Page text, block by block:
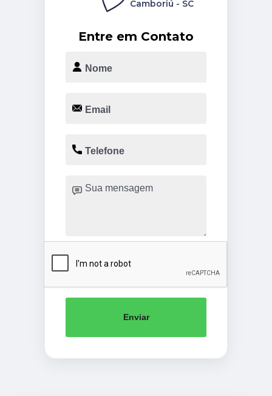
Entre em Contato
Camboriú - SC
Enviar